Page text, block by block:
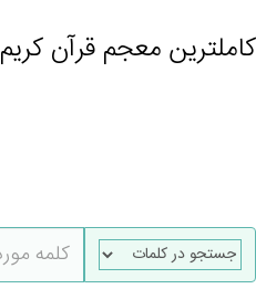
کاملترین معجم قرآن کریم